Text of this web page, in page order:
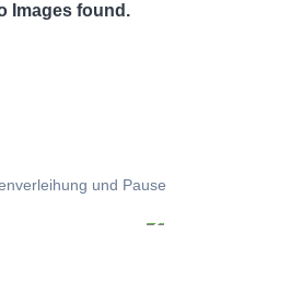
Images found.
und Pause